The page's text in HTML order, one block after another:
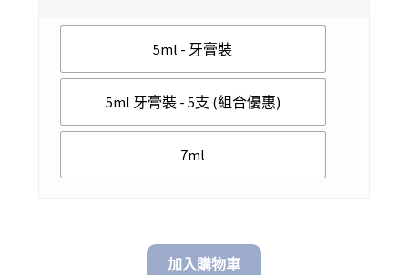
$ 78.00
5ml - 牙膏裝
5ml 牙膏裝 - 5支 (組合優惠)
7ml
加入購物車